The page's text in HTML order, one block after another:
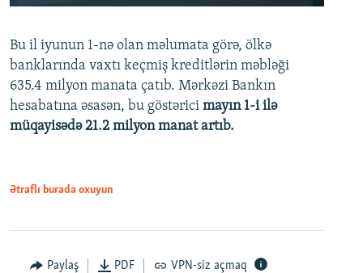
Auto 240p 360p 480p
360p
480p
720p
Bu il iyunun 1-nə olan məlumata görə, ölkə
banklarında vaxtı keçmiş kreditlərin məbləği
635.4 milyon manata çatıb. Mərkəzi Bankın
hesabatına əsasən, bu göstərici mayın 1-i ilə
müqayisədə 21.2 milyon manat artıb.
Ətraflı burada oxuyun
Paylaş PDF VPN-siz açmaq